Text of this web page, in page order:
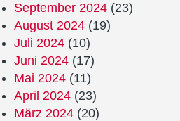
September 2024 (23)
August 2024 (19)
Juli 2024 (10)
Juni 2024 (17)
Mai 2024 (11)
April 2024 (23)
März 2024 (20)